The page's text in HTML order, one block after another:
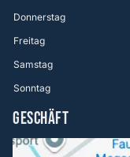
Donnerstag
Freitag
Samstag
Sonntag
GESCHÄFT